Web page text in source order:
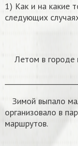
1) Как и на какие
следующих
Летом в городе
Зимой выпало
организовало в
маршрутов.